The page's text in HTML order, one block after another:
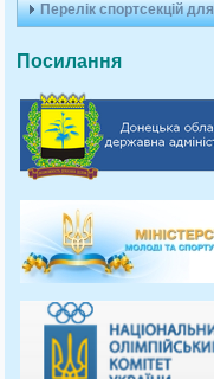
Перелік спортсекцій
Посилання